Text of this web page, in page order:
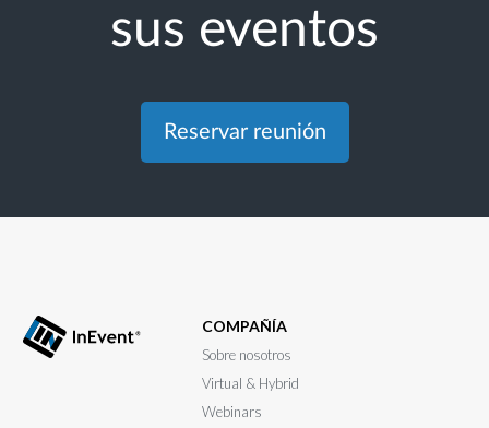
sus eventos
Reservar reunión
COMPAÑÍA
Sobre nosotros
Virtual & Hybrid
Webinars